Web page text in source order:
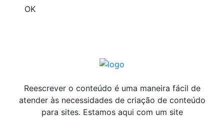
OK
Reescrever o conteúdo é uma maneira fácil de
atender às necessidades de criação de conteúdo
para sites. Estamos aqui com um site